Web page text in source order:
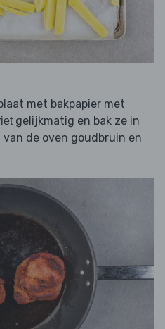
met bakpapier met
gelijkmatig en bak ze in
de oven goudbruin en